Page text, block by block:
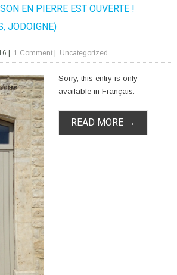
EN PIERRE EST OUVERTE !
JODOIGNE)
1 Comment Uncategorized
Sorry, this entry is only
available in Français.
READ MORE →